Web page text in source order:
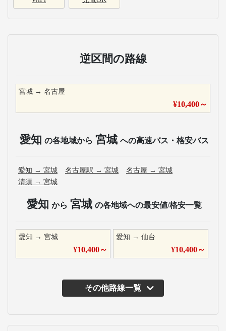
逆区間の路線
宮城 → 名古屋
¥10,400～
愛知 の各地域から 宮城 への高速バス・格安バス
愛知 → 宮城 名古屋駅 → 宮城 名古屋 → 宮城
清須 → 宮城
愛知 から 宮城 の各地域への最安値/格安一覧
愛知 → 宮城
¥10,400～
愛知 →仙台
¥10,400～
その他路線一覧